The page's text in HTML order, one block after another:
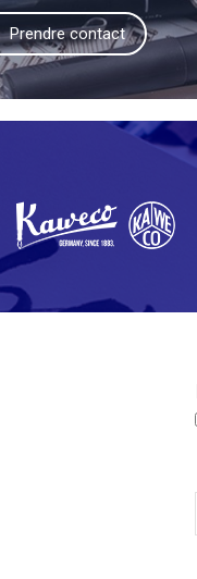
Prendre contact